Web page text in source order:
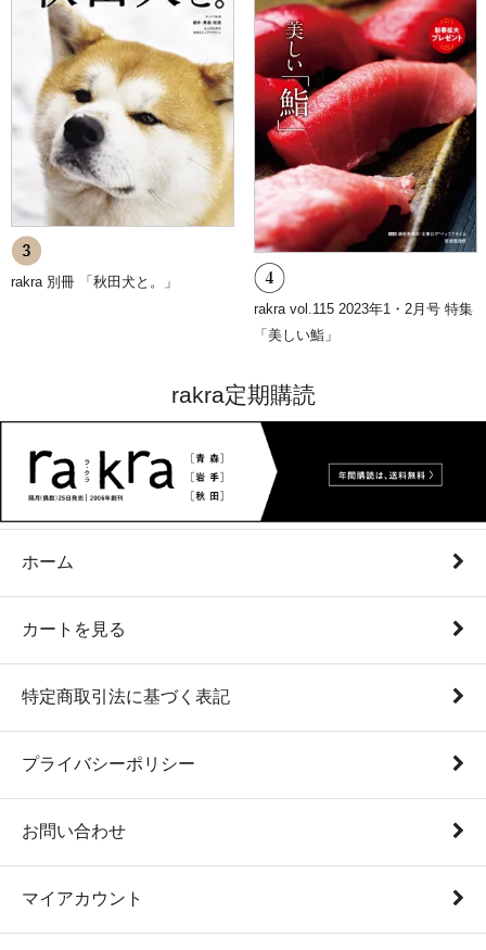
rakra 別冊 「秋田犬と。」
rakra vol.115 2023年1・2月号 特集
「美しい鮨」
rakra定期購読
ホーム
カートを見る
特定商取引法に基づく表記
プライバシーポリシー
お問い合わせ
マイアカウント